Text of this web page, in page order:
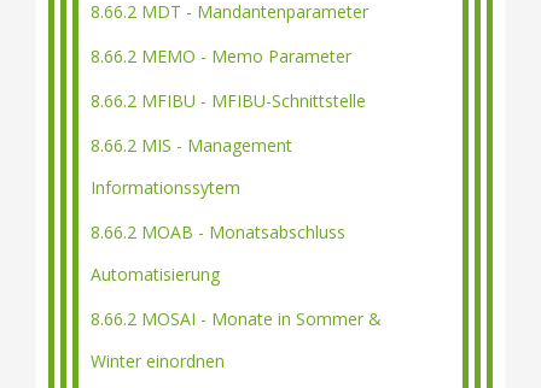
8.66.2 MDT - Mandantenparameter
8.66.2 MEMO - Memo Parameter
8.66.2 MFIBU - MFIBU-Schnittstelle
8.66.2 MIS - Management
Informationssytem
8.66.2 MOAB - Monatsabschluss
Automatisierung
8.66.2 MOSAI - Monate in Sommer &
Winter einordnen